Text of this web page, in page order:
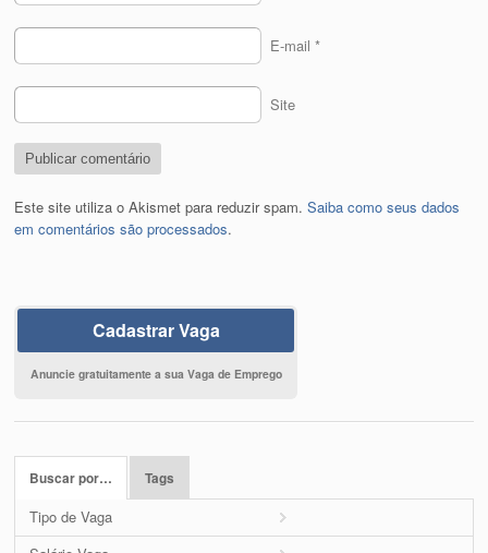
E-mail *
Site
Este site utiliza o Akismet para reduzir spam.Saiba como seus dados
em comentários são processados.
Cadastrar Vaga
Anuncie gratuitamente a sua Vaga de Emprego
Buscar por… Tags
Tipo de Vaga